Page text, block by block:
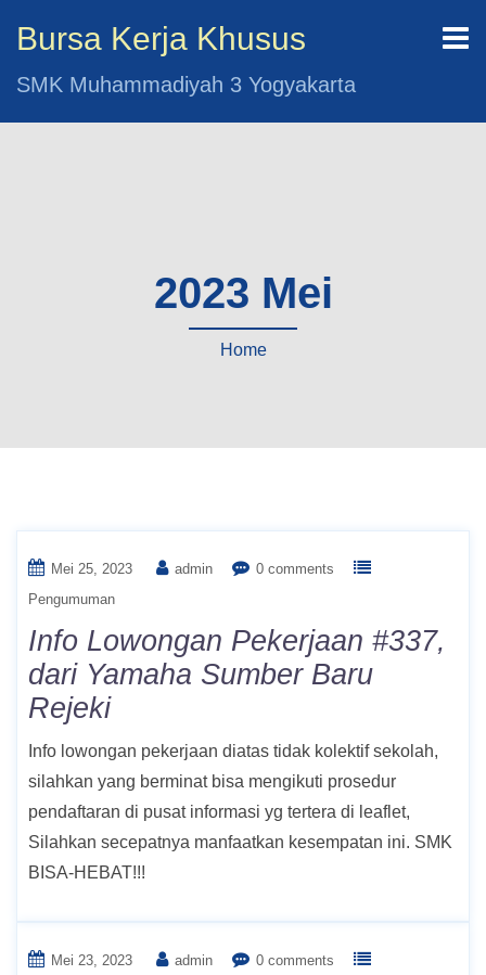
Bursa Kerja Khusus
SMK Muhammadiyah 3 Yogyakarta
2023 Mei
Home
Mei 25, 2023 admin
0 comments
Pengumuman
Info Lowongan Pekerjaan #337,
dari Yamaha Sumber Baru
Rejeki
Info lowongan pekerjaan diatas tidak kolektif sekolah,
silahkan yang berminat bisa mengikuti prosedur
pendaftaran di pusat informasi yg tertera di leaflet,
Silahkan secepatnya manfaatkan kesempatan ini. SMK
BISA-HEBAT!!!
Mei 23, 2023 admin
0 comments